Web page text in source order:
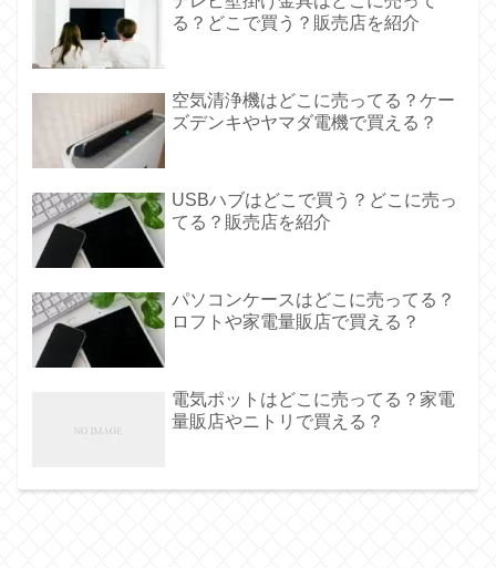
る？どこで買う？販売店を紹介
空気清浄機はどこに売ってる？ケー
ズデンキやヤマダ電機で買える？
USBハブはどこで買う？どこに売っ
てる？販売店を紹介
パソコンケースはどこに売ってる？
ロフトや家電量販店で買える？
電気ポットはどこに売ってる？家電
量販店やニトリで買える？